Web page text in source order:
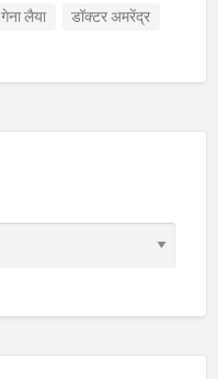
गेना लैया डॉक्टर अमरेंद्र